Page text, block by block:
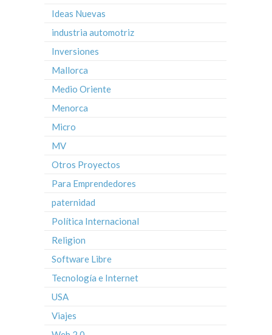
Ideas Nuevas
industria automotriz
Inversiones
Mallorca
Medio Oriente
Menorca
Micro
MV
Otros Proyectos
Para Emprendedores
paternidad
Política Internacional
Religion
Software Libre
Tecnología e Internet
USA
Viajes